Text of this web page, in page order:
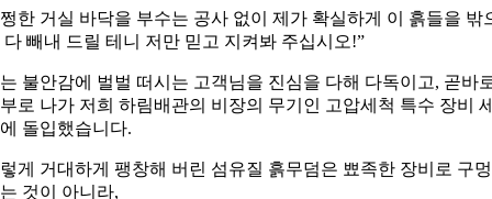
한 거실 바닥을 부수는 공사 없이 제가 확실하게 이 흙들을 밖
다 빼내 드릴 테니 저만 믿고 지켜봐 주십시오!”
불안감에 벌벌 떠시는 고객님을 진심을 다해 다독이고, 곧바
로 나가 저희 하림배관의 비장의 무기인 고압세척 특수 장비
돌입했습니다.
게 거대하게 팽창해 버린 섬유질 흙무덤은 뾰족한 장비로 구
것이 아니라,